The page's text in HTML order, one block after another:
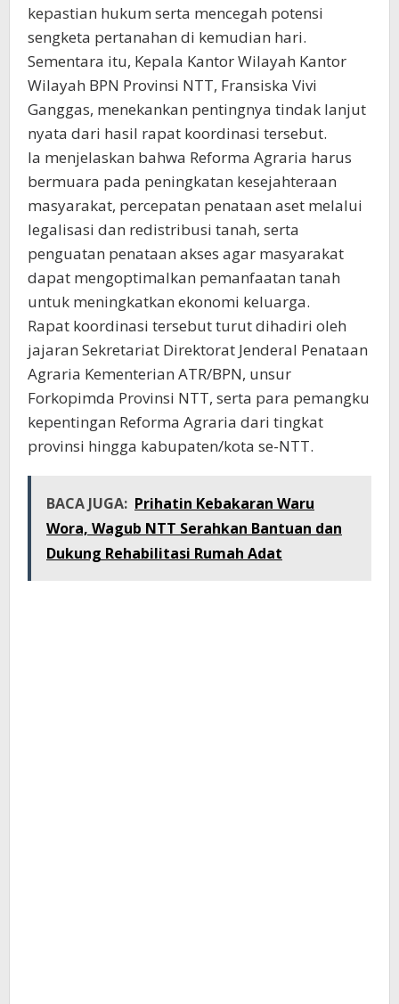
kepastian hukum serta mencegah potensi
sengketa pertanahan di kemudian hari.
Sementara itu, Kepala Kantor Wilayah Kantor
Wilayah BPN Provinsi NTT, Fransiska Vivi
Ganggas, menekankan pentingnya tindak lanjut
nyata dari hasil rapat koordinasi tersebut.
Ia menjelaskan bahwa Reforma Agraria harus
bermuara pada peningkatan kesejahteraan
masyarakat, percepatan penataan aset melalui
legalisasi dan redistribusi tanah, serta
penguatan penataan akses agar masyarakat
dapat mengoptimalkan pemanfaatan tanah
untuk meningkatkan ekonomi keluarga.
Rapat koordinasi tersebut turut dihadiri oleh
jajaran Sekretariat Direktorat Jenderal Penataan
Agraria Kementerian ATR/BPN, unsur
Forkopimda Provinsi NTT, serta para pemangku
kepentingan Reforma Agraria dari tingkat
provinsi hingga kabupaten/kota se-NTT.
BACA JUGA: Prihatin Kebakaran Waru
Wora, Wagub NTT Serahkan Bantuan dan
Dukung Rehabilitasi Rumah Adat